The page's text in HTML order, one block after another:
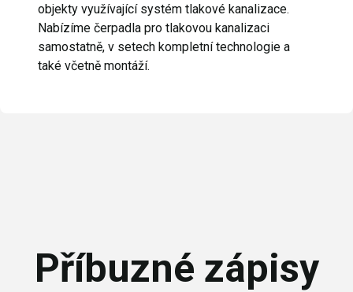
objekty využívající systém tlakové kanalizace.
Nabízíme čerpadla pro tlakovou kanalizaci
samostatně, v setech kompletní technologie a
také včetně montáží.
Příbuzné zápisy